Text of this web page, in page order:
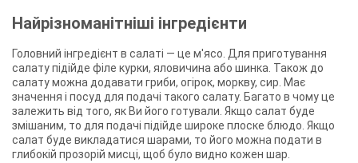
Найрізноманітніші інгредієнти
Головний інгредієнт в салаті — це м'ясо. Для приготування
салату підійде філе курки, яловичина або шинка. Також до
салату можна додавати гриби, огірок, моркву, сир. Має
значення і посуд для подачі такого салату. Багато в чому це
залежить від того, як Ви його готували. Якщо салат буде
змішаним, то для подачі підійде широке плоске блюдо. Якщо
салат буде викладатися шарами, то його можна подати в
глибокій прозорій мисці, щоб було видно кожен шар.